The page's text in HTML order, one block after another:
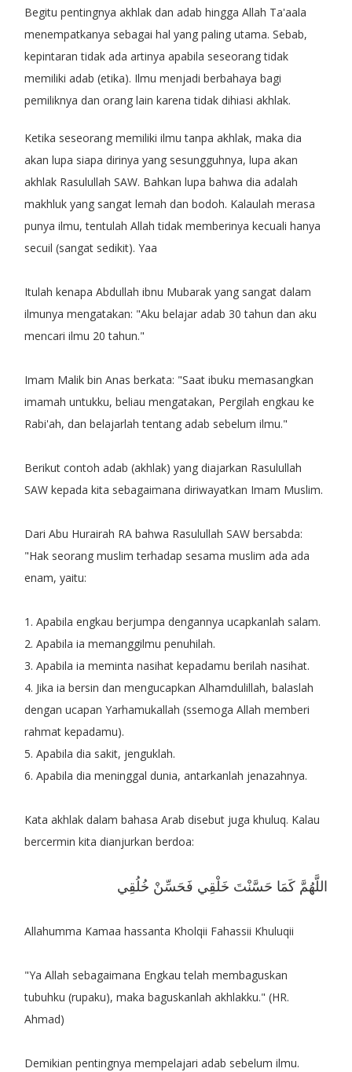
Begitu pentingnya akhlak dan adab hingga Allah Ta'aala
menempatkanya sebagai hal yang paling utama. Sebab,
kepintaran tidak ada artinya apabila seseorang tidak
memiliki adab (etika). Ilmu menjadi berbahaya bagi
pemiliknya dan orang lain karena tidak dihiasi akhlak.
Ketika seseorang memiliki ilmu tanpa akhlak, maka dia
akan lupa siapa dirinya yang sesungguhnya, lupa akan
akhlak Rasulullah SAW. Bahkan lupa bahwa dia adalah
makhluk yang sangat lemah dan bodoh. Kalaulah merasa
punya ilmu, tentulah Allah tidak memberinya kecuali hanya
secuil (sangat sedikit). Yaa
Itulah kenapa Abdullah ibnu Mubarak yang sangat dalam
ilmunya mengatakan: "Aku belajar adab 30 tahun dan aku
mencari ilmu 20 tahun."
Imam Malik bin Anas berkata: "Saat ibuku memasangkan
imamah untukku, beliau mengatakan, Pergilah engkau ke
Rabi'ah, dan belajarlah tentang adab sebelum ilmu."
Berikut contoh adab (akhlak) yang diajarkan Rasulullah
SAW kepada kita sebagaimana diriwayatkan Imam Muslim.
Dari Abu Hurairah RA bahwa Rasulullah SAW bersabda:
"Hak seorang muslim terhadap sesama muslim ada ada
enam, yaitu:
1. Apabila engkau berjumpa dengannya ucapkanlah salam.
2. Apabila ia memanggilmu penuhilah.
3. Apabila ia meminta nasihat kepadamu berilah nasihat.
4. Jika ia bersin dan mengucapkan Alhamdulillah, balaslah
dengan ucapan Yarhamukallah (ssemoga Allah memberi
rahmat kepadamu).
5. Apabila dia sakit, jenguklah.
6. Apabila dia meninggal dunia, antarkanlah jenazahnya.
Kata akhlak dalam bahasa Arab disebut juga khuluq. Kalau
bercermin kita dianjurkan berdoa:
اللَّهُمَّ كَمَا حَسَّنْتَ خَلْقِي فَحَسِّنْ خُلُقِي
Allahumma Kamaa hassanta Kholqii Fahassii Khuluqii
"Ya Allah sebagaimana Engkau telah membaguskan
tubuhku (rupaku), maka baguskanlah akhlakku." (HR.
Ahmad)
Demikian pentingnya mempelajari adab sebelum ilmu.